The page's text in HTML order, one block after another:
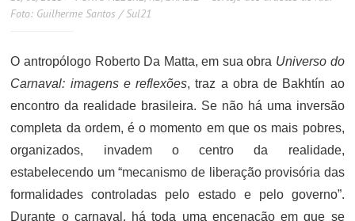
Foto: Guilherme Santos / Sul21
O antropólogo Roberto Da Matta, em sua obra Universo do
Carnaval: imagens e reflexões, traz a obra de Bakhtín ao
encontro da realidade brasileira. Se não há uma inversão
completa da ordem, é o momento em que os mais pobres,
organizados, invadem o centro da realidade,
estabelecendo um “mecanismo de liberação provisória das
formalidades controladas pelo estado e pelo governo”.
Durante o carnaval, há toda uma encenação em que se